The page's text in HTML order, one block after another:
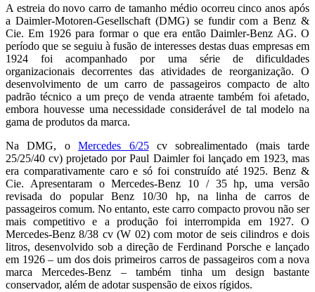
A estreia do novo carro de tamanho médio ocorreu cinco anos após
a Daimler-Motoren-Gesellschaft (DMG) se fundir com a Benz &
Cie. Em 1926 para formar o que era então Daimler-Benz AG. O
período que se seguiu à fusão de interesses destas duas empresas em
1924 foi acompanhado por uma série de dificuldades
organizacionais decorrentes das atividades de reorganização. O
desenvolvimento de um carro de passageiros compacto de alto
padrão técnico a um preço de venda atraente também foi afetado,
embora houvesse uma necessidade considerável de tal modelo na
gama de produtos da marca.
Na DMG, oMercedes 6/25cv sobrealimentado (mais tarde
25/25/40 cv) projetado por Paul Daimler foi lançado em 1923, mas
era comparativamente caro e só foi construído até 1925. Benz &
Cie. Apresentaram o Mercedes-Benz 10 / 35 hp, uma versão
revisada do popular Benz 10/30 hp, na linha de carros de
passageiros comum. No entanto, este carro compacto provou não ser
mais competitivo e a produção foi interrompida em 1927. O
Mercedes-Benz 8/38 cv (W 02) com motor de seis cilindros e dois
litros, desenvolvido sob a direção de Ferdinand Porsche e lançado
em 1926 – um dos dois primeiros carros de passageiros com a nova
marca Mercedes-Benz – também tinha um design bastante
conservador, além de adotar suspensão de eixos rígidos.